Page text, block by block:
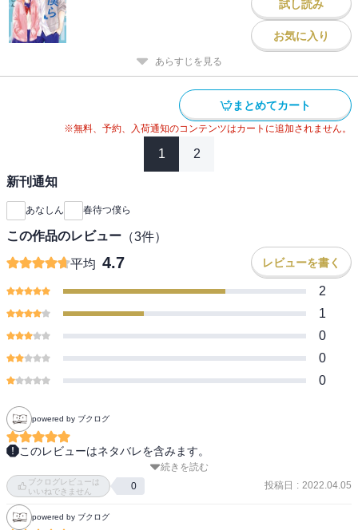
試し読み
お気に入り
あらすじを見る
まとめてカート
※無料、予約、入荷通知のコンテンツはカートに追加されません。
1 2
新刊通知
あなしん 春待つ僕ら
この作品のレビュー （3件）
平均 4.7 レビューを書く
2
1
0
0
0
powered by ブクログ
このレビューはネタバレを含みます。
永久ヘタレに見えるけどちゃんと言うからいいよなあ。ついに告っ
たぞー！でもここから拗れて一筋縄でいかないことは過去に読んだ
のでしっている。。だからちょっと切ない、辛い(´；ω；｀)
続きを読む
ブクログレビューは
いいねできません
0 投稿日 : 2022.04.05
powered by ブクログ